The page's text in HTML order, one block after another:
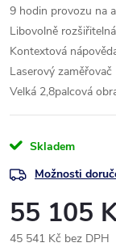
9 hodin provozu na
Libovolně
Kontextová
Laserový zaměřovač
Velká 2,8palcová
Skladem
Možnosti
55 105
45 541 Kč bez DPH